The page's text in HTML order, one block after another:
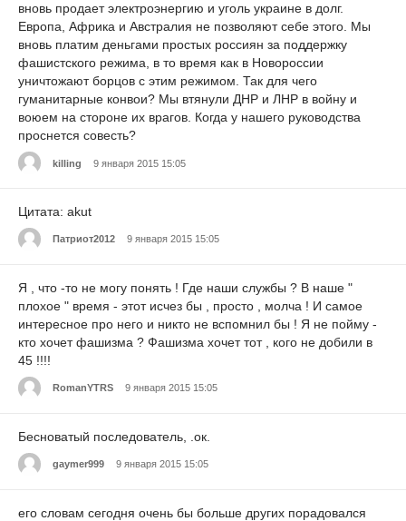
вновь продает электроэнергию и уголь украине в долг.
Европа, Африка и Австралия не позволяют себе этого. Мы
вновь платим деньгами простых россиян за поддержку
фашистского режима, в то время как в Новороссии
уничтожают борцов с этим режимом. Так для чего
гуманитарные конвои? Мы втянули ДНР и ЛНР в войну и
воюем на стороне их врагов. Когда у нашего руководства
проснется совесть?
killing 9 января 2015 15:05
Цитата: akut
Патриот2012 9 января 2015 15:05
Я , что -то не могу понять ! Где наши службы ? В наше "
плохое " время - этот исчез бы , просто , молча ! И самое
интересное про него и никто не вспомнил бы ! Я не пойму -
кто хочет фашизма ? Фашизма хочет тот , кого не добили в
45 !!!!
RomanYTRS 9 января 2015 15:05
Бесноватый последователь, .ок.
gaymer999 9 января 2015 15:05
его словам сегодня очень бы больше других порадовался